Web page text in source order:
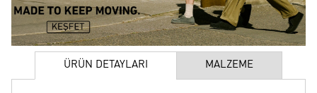
ÜRÜN DETAYLARI MALZEME